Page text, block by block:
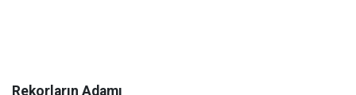
Rekorların Adamı